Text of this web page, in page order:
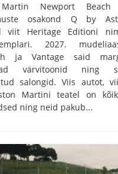
Newport
osakond Q by
viit Heritage Editioni
2027.
ja Vantage said
värvitoonid ning
salongid. Viis autot,
Martini teatel on
ning neid pakub...